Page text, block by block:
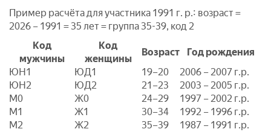
Пример расчёта для участника 1991 г. р.: возраст =
2026 – 1991 = 35 лет = группа 35-39, код 2
Код
мужчины
Код
женщины
Возраст
Год рождения
ЮН1
ЮД1 19–20
2006 – 2007 г.р.
ЮН2
ЮД2 21–23
2003 – 2005 г.р.
M0
Ж0 24–29
1997 – 2002 г.р.
M1
Ж1 30–34
1992 – 1996 г.р.
M2
Ж2 35–39 1987 – 1991 г.р.